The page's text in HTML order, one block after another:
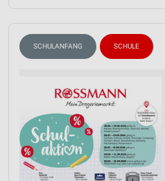
SCHULANFANG SCHULE